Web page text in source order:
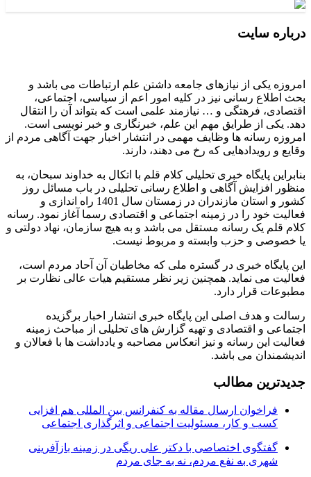
درباره سایت
امروزه یکی از نیازهای جامعه داشتن علم ارتباطات می باشد و
بحث اطلاع رسانی نیز در کلیه امور اعم از سیاسی، اجتماعی،
اقتصادی، فرهتگی و … نیازمند علمی است که بتواند آن را انتقال
دهد. یکی از طرایق مهم این علم، خبرنگاری و خبر نویسی است.
امروزه رسانه ها وظایف مهمی در انتشار اخبار جهت آگاهی مردم از
وقایع و رویدادهایی که رخ می دهند، دارند.
بنابراین پایگاه خبری تحلیلی کلام قلم با اتکال به خداوند سبحان، به
منظور افزایش آگاهی و اطلاع رسانی تحلیلی در باب مسائل روز
کشور و استان مازندران در زمستان سال 1401 راه اندازی و
فعالیت خود را در زمینه اجتماعی و اقتصادی رسما آغاز نمود. رسانه
کلام قلم یک رسانه مستقل می باشد و به هیچ سازمان، نهاد دولتی و
یا خصوصی و حزب وابسته و مربوط نیست.
این پایگاه خبری در گستره ملی که مخاطبان آن آحاد مردم است،
فعالیت می نماید. همچنین زیر نظر مستقیم هیات عالی نظارت بر
مطبوعات قرار دارد.
رسالت و هدف اصلی این پایگاه خبری انتشار اخبار برگزیده
اجتماعی و اقتصادی و تهیه گزارش های تحلیلی از مباحث زمینه
فعالیت این رسانه و نیز انعکاس مصاحبه و یادداشت ها با فعالان و
اندیشمندان می باشد.
جدیدترین مطالب
فراخوان ارسال مقاله به کنفرانس بین المللی هم افزایی
کسب و کار، مسئولیت اجتماعی و اثرگذاری اجتماعی
گفتگوی اختصاصی با دکتر علی ریگی در زمینه بازآفرینی
شهری به نفع مردم، نه به جای مردم